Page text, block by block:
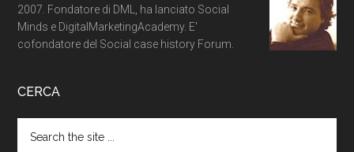
2007. Fondatore di DML, ha lanciato Social
Minds e DigitalMarketingAcademy. E'
cofondatore del Social case history Forum.
CERCA